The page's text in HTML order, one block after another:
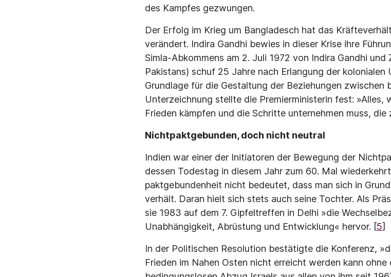
des Kampfes gezwungen.
Der Erfolg im Krieg um Bangladesch hat das
verändert. Indira Gandhi bewies in dieser Krise ihre
Simla-Abkommens am 2. Juli 1972 von Indira Gandhi
Pakistans) schuf 25 Jahre nach Erlangung der
Grundlage für die Gestaltung der Beziehungen zwischen
Unterzeichnung stellte die Premierministerin fest: »Alles,
Frieden kämpfen und die Schritte unternehmen muss, die
Nichtpaktgebunden, doch nicht neutral
Indien war einer der Initiatoren der Bewegung der
dessen Todestag in diesem Jahr zum 60. Mal
paktgebundenheit nicht bedeutet, dass man sich in
verhält. Daran hielt sich stets auch seine Tochter. Als
sie 1983 auf dem 7. Gipfeltreffen in Delhi »die
Unabhängigkeit, Abrüstung und Entwicklung« hervor. [5]
In der Politischen Resolution bestätigte die Konferenz,
Frieden im Nahen Osten nicht erreicht werden kann